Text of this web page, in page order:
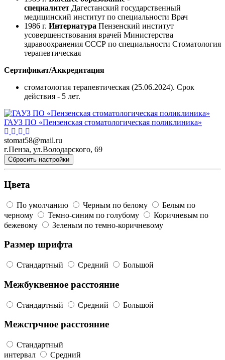
специалитет Дагестанский государственный
медицинский институт по специальности Врач
1986 г. Интернатура Пензенский институт
усовершенствования врачей Министерства
здравоохранения СССР по специальности Стоматология
терапевтическая
Сертификат/Аккредитация
стоматология терапевтическая (25.06.2024). Срок
действия - 5 лет.
ГАУЗ ПО «Пензенская стоматологическая поликлиника»
stomat58@mail.ru
г.Пенза, ул.Володарского, 69
Сбросить настройки
Цвета
По умолчанию Черным по белому
Белым по
черному
Темно-синим по голубому
Коричневым по
бежевому
Зеленым по темно-коричневому
Размер шрифта
Стандартный Средний Большой
Межбуквенное расстояние
Стандартный Средний Большой
Межстрчное расстояние
Стандартный
интервал
Средний